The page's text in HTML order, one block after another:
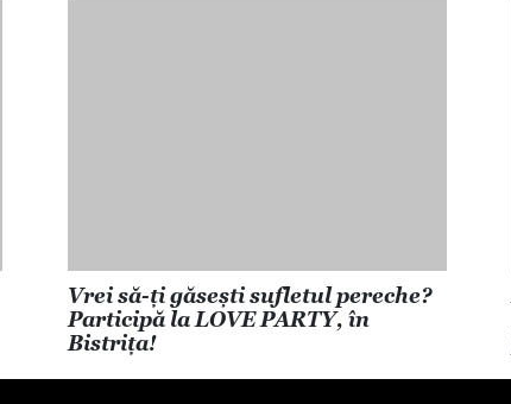
Vrei să-ți găsești sufletul pereche?
Participă la LOVE PARTY, în
Bistrița!